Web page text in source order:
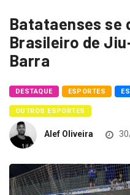
Batataenses se
Brasileiro de
Barra
DESTAQUE ESPORTES
OUTROS ESPORTES
Alef Oliveira